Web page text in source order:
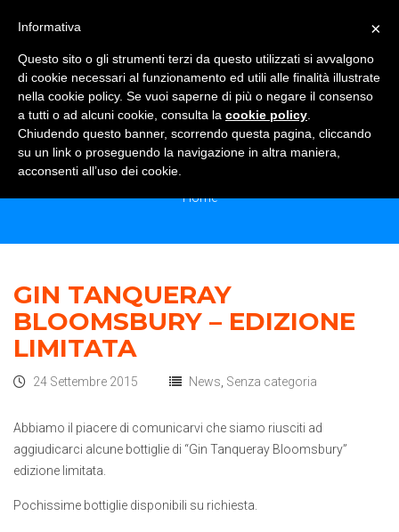
MONTHLY ARCHIVES:<SPAN>
SETTEMBRE 2015</SPAN>
Home
GIN TANQUERAY
BLOOMSBURY – EDIZIONE
LIMITATA
24 Settembre 2015 News Senza categoria
Abbiamo il piacere di comunicarvi che siamo riusciti ad
aggiudicarci alcune bottiglie di “Gin Tanqueray Bloomsbury”
edizione limitata.
Pochissime bottiglie disponibili su richiesta.
×
Informativa
Questo sito o gli strumenti terzi da questo utilizzati si avvalgono
di cookie necessari al funzionamento ed utili alle finalità illustrate
nella cookie policy. Se vuoi saperne di più o negare il consenso
a tutti o ad alcuni cookie, consulta la cookie policy
Chiudendo questo banner, scorrendo questa pagina, cliccando
su un link o proseguendo la navigazione in altra maniera,
acconsenti all’uso dei cookie.